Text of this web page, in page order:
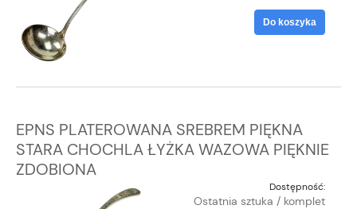
Do koszyka
EPNS PLATEROWANA SREBREM PIĘKNA
STARA CHOCHLA ŁYŻKA WAZOWA PIĘKNIE
ZDOBIONA
Dostępność:
Ostatnia sztuka / komplet